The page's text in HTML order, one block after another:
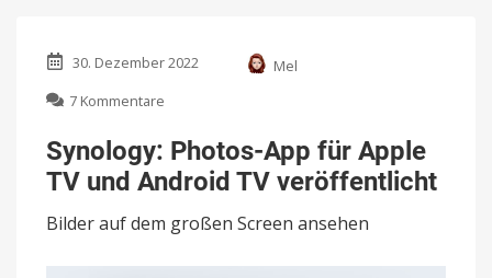
30. Dezember 2022
Mel
7 Kommentare
Photos-
App
für
TV
Android
Synology: Photos-App für Apple
TV und Android TV veröffentlicht
Bilder auf dem großen Screen ansehen